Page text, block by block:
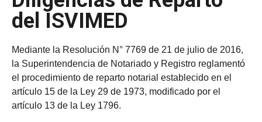
del ISVIMED
Mediante la Resolución N° 7769 de 21 de julio de 2016,
la Superintendencia de Notariado y Registro reglamentó
el procedimiento de reparto notarial establecido en el
artículo 15 de la Ley 29 de 1973, modificado por el
artículo 13 de la Ley 1796.